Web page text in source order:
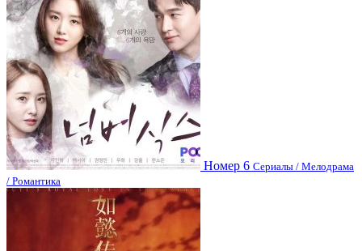
Номер 6 Сериалы / Мелодрама
/ Романтика